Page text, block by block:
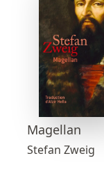
Magellan
Stefan Zweig